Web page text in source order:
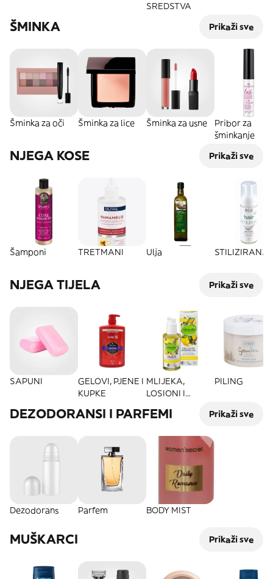
SREDSTVA
ŠMINKA Prikaži sve
Šminka za oči Šminka za lice Šminka za usne
Pribor za
šminkanje
NJEGA KOSE Prikaži sve
Šamponi TRETMANI Ulja STILIZIRANJE
NJEGA TIJELA Prikaži sve
SAPUNI
GELOVI, PJENE I
KUPKE
MLIJEKA,
LOSIONI I
PILING
DEZODORANSI I PARFEMI Prikaži sve
Dezodorans Parfem BODY MIST
MUŠKARCI Prikaži sve